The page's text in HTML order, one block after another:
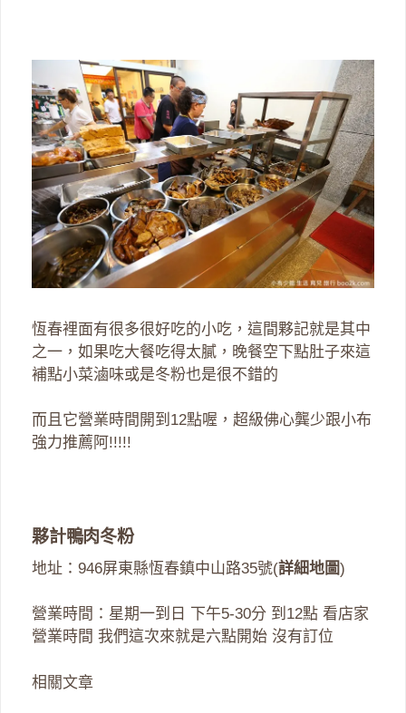
恆春裡面有很多很好吃的小吃，這間夥記就是其中
之一，如果吃大餐吃得太膩，晚餐空下點肚子來這
補點小菜滷味或是冬粉也是很不錯的
而且它營業時間開到12點喔，超級佛心龔少跟小布
強力推薦阿!!!!!
夥計鴨肉冬粉
地址：946屏東縣恆春鎮中山路35號(詳細地圖)
營業時間：星期一到日 下午5-30分 到12點 看店家
營業時間 我們這次來就是六點開始 沒有訂位
相關文章